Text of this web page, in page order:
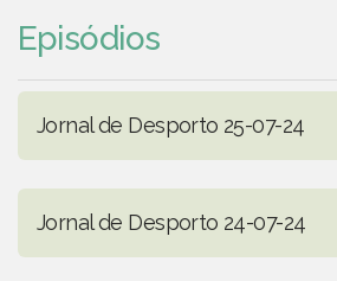
Episódios
Jornal de Desporto 25-07-24
Jornal de Desporto 24-07-24